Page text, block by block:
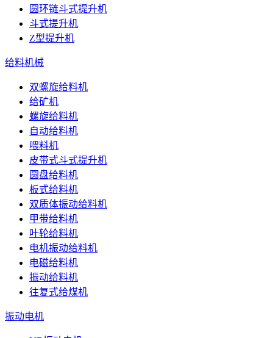
圆环链斗式提升机
斗式提升机
Z型提升机
给料机械
双螺旋给料机
给矿机
螺旋给料机
自动给料机
喂料机
皮带式斗式提升机
圆盘给料机
板式给料机
双质体振动给料机
甲带给料机
叶轮给料机
电机振动给料机
电磁给料机
振动给料机
往复式给煤机
振动电机